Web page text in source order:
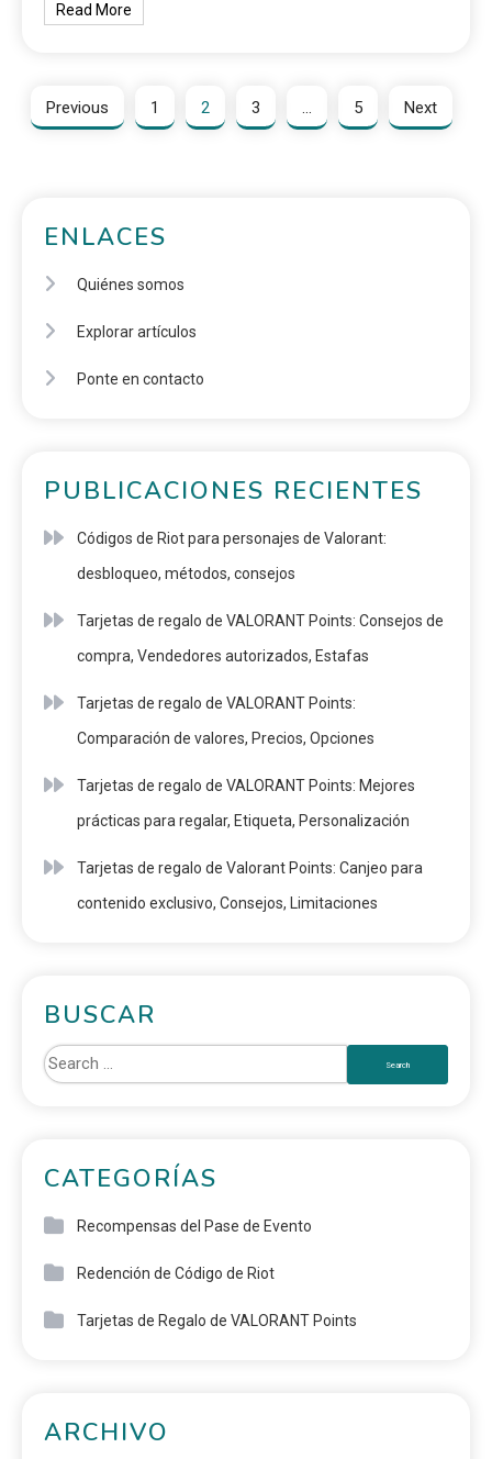
Read More
Previous 1 2 3 … 5 Next
ENLACES
Quiénes somos
Explorar artículos
Ponte en contacto
PUBLICACIONES RECIENTES
Códigos de Riot para personajes de Valorant:
desbloqueo, métodos, consejos
Tarjetas de regalo de VALORANT Points: Consejos de
compra, Vendedores autorizados, Estafas
Tarjetas de regalo de VALORANT Points:
Comparación de valores, Precios, Opciones
Tarjetas de regalo de VALORANT Points: Mejores
prácticas para regalar, Etiqueta, Personalización
Tarjetas de regalo de Valorant Points: Canjeo para
contenido exclusivo, Consejos, Limitaciones
BUSCAR
CATEGORÍAS
Recompensas del Pase de Evento
Redención de Código de Riot
Tarjetas de Regalo de VALORANT Points
ARCHIVO